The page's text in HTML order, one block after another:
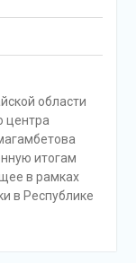
области
центра
итогам
в рамках
в Республике